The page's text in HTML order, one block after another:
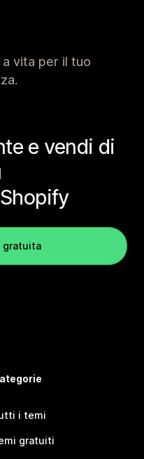
vita per il tuo
e vendi di
gratuita
i temi
gratuiti